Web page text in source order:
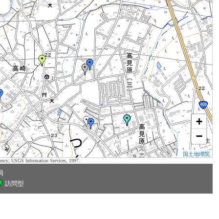
+
−
国土地理院
USGS Information Services, 1997.
訪問型